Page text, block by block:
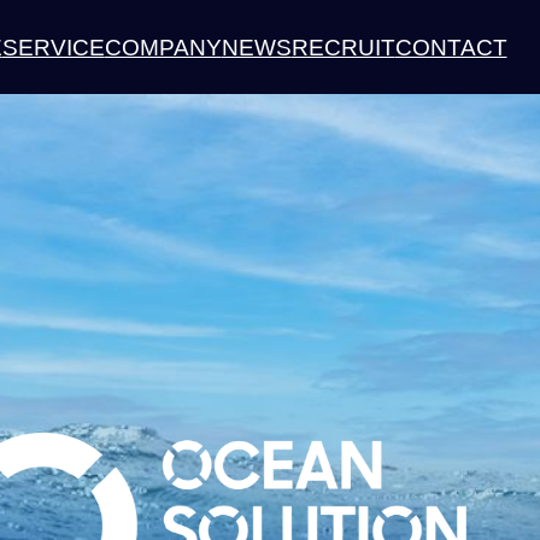
SERVICECOMPANYNEWSRECRUITCONTACT